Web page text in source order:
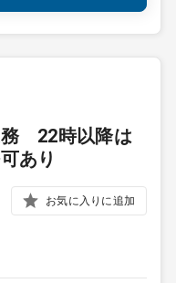
務 22時以降は
あり
お気に入りに追加